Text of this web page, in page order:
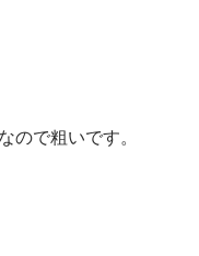
ので粗いです。